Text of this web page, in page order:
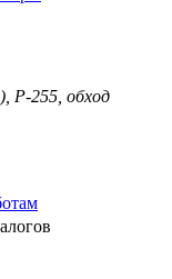
Р-255, обход